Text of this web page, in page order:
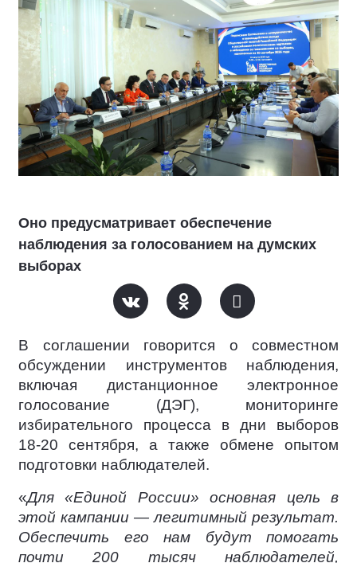
Оно предусматривает обеспечение
наблюдения за голосованием на думских
выборах
В соглашении говорится о совместном
обсуждении инструментов наблюдения,
включая дистанционное электронное
голосование (ДЭГ), мониторинге
избирательного процесса в дни выборов
18-20 сентября, а также обмене опытом
подготовки наблюдателей.
«Для «Единой России» основная цель в
этой кампании — легитимный результат.
Обеспечить его нам будут помогать
почти 200 тысяч наблюдателей,